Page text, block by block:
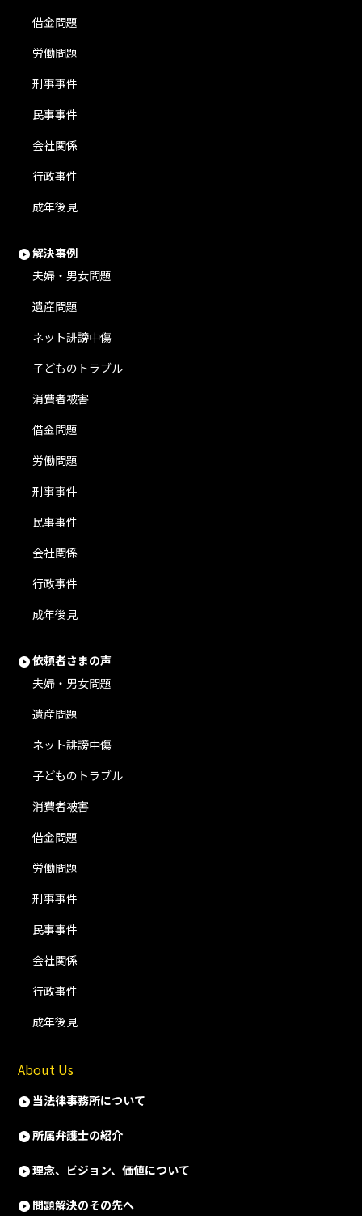
借金問題
労働問題
刑事事件
民事事件
会社関係
行政事件
成年後見
解決事例
夫婦・男女問題
遺産問題
ネット誹謗中傷
子どものトラブル
消費者被害
借金問題
労働問題
刑事事件
民事事件
会社関係
行政事件
成年後見
依頼者さまの声
夫婦・男女問題
遺産問題
ネット誹謗中傷
子どものトラブル
消費者被害
借金問題
労働問題
刑事事件
民事事件
会社関係
行政事件
成年後見
About Us
当法律事務所について
所属弁護士の紹介
理念、ビジョン、価値について
問題解決のその先へ